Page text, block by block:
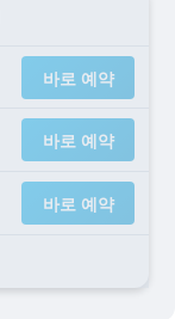
바로 예약
바로 예약
바로 예약